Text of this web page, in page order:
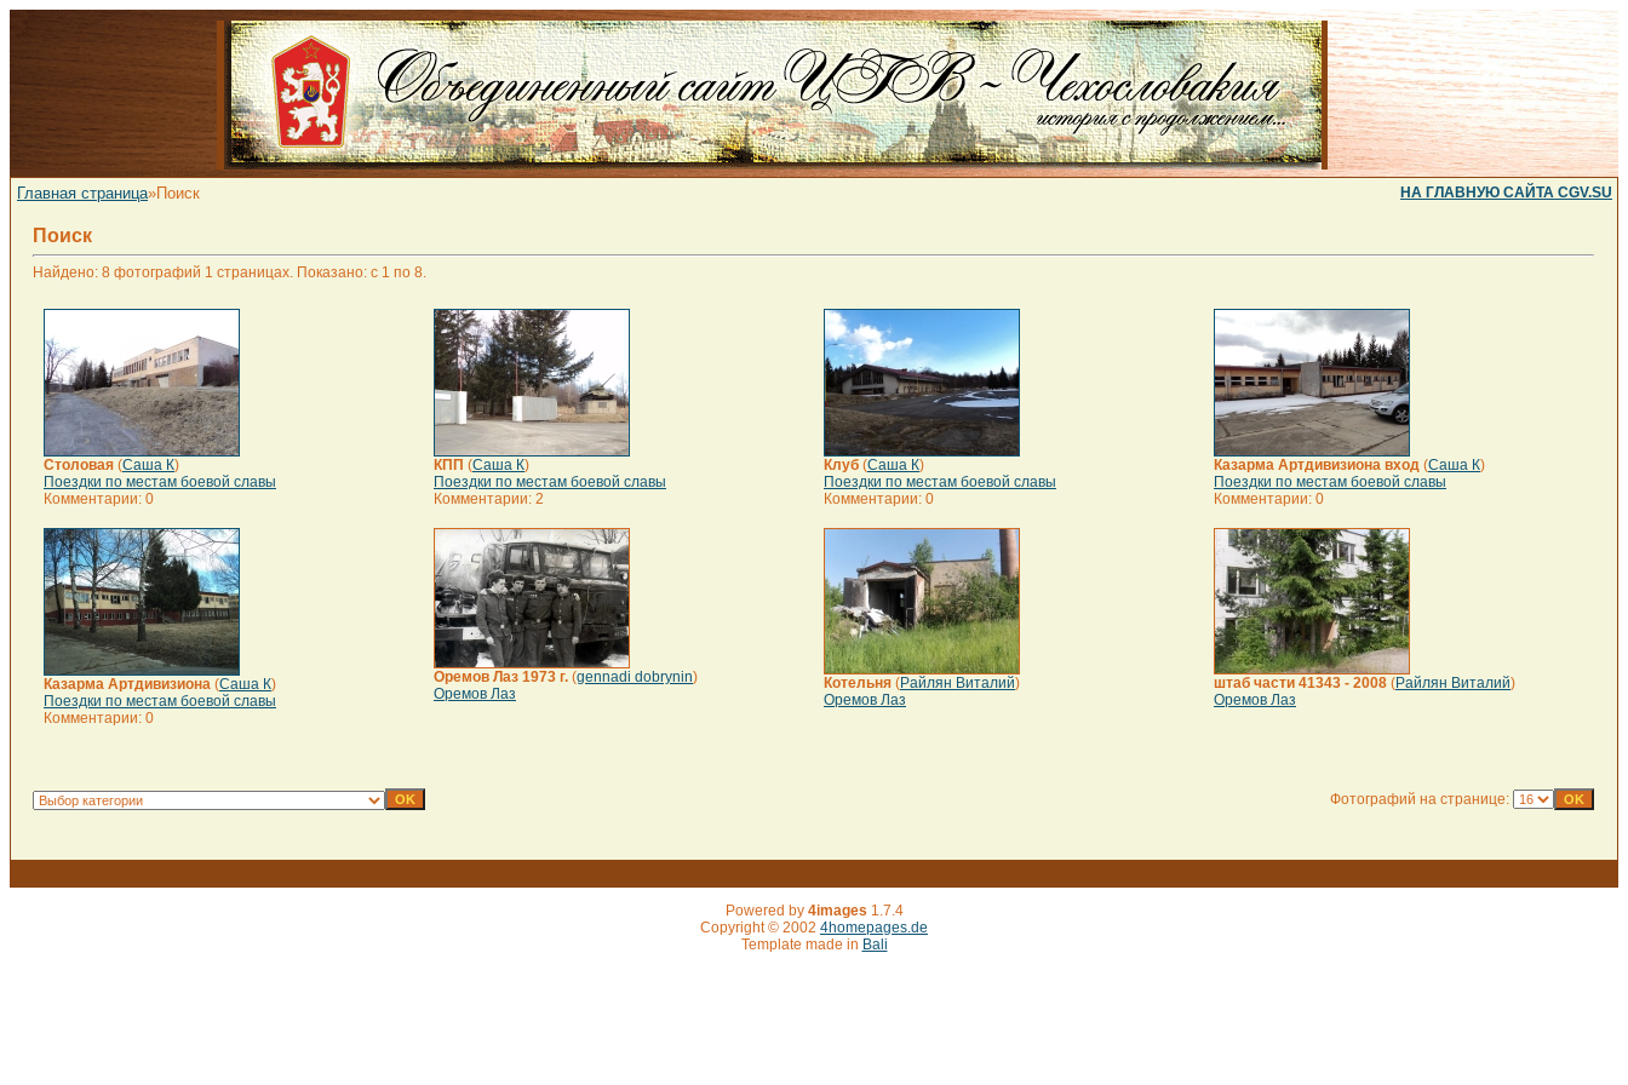
Главная страница»Поиск НА ГЛАВНУЮ САЙТА CGV.SU
Поиск
Найдено: 8 фотографий 1 страницах. Показано: с 1 по 8.
Столовая (Саша К)
Поездки по местам боевой славы
Комментарии: 0
КПП (Саша К)
Поездки по местам боевой славы
Комментарии: 2
Клуб (Саша К)
Поездки по местам боевой славы
Комментарии: 0
Казарма Артдивизиона вход (Саша К)
Поездки по местам боевой славы
Комментарии: 0
Казарма Артдивизиона (Саша К)
Поездки по местам боевой славы
Комментарии: 0
Оремов Лаз 1973 г. (gennadi dobrynin)
Оремов Лаз
Котельня (Райлян Виталий)
Оремов Лаз
штаб части 41343 - 2008 (Райлян Виталий)
Оремов Лаз
Фотографий на странице:
Powered by 4images 1.7.4
Copyright © 2002 4homepages.de
Template made in Bali